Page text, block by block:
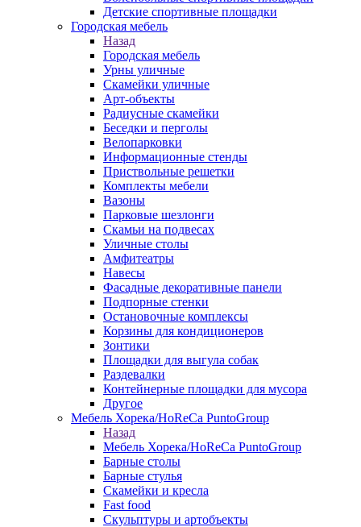
Детские спортивные площадки
Городская мебель
Назад
Городская мебель
Урны уличные
Скамейки уличные
Арт-объекты
Радиусные скамейки
Беседки и перголы
Велопарковки
Информационные стенды
Приствольные решетки
Комплекты мебели
Вазоны
Парковые шезлонги
Скамьи на подвесах
Уличные столы
Амфитеатры
Навесы
Фасадные декоративные панели
Подпорные стенки
Остановочные комплексы
Корзины для кондиционеров
Зонтики
Площадки для выгула собак
Раздевалки
Контейнерные площадки для мусора
Другое
Мебель Хорека/HoReCa PuntoGroup
Назад
Мебель Хорека/HoReCa PuntoGroup
Барные столы
Барные стулья
Скамейки и кресла
Fast food
Скульптуры и артобъекты